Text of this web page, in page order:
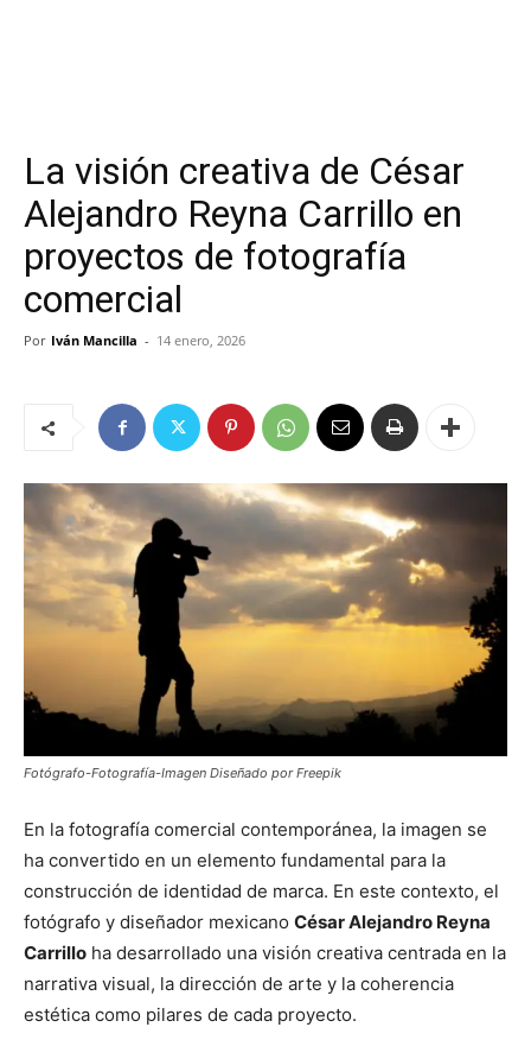
La visión creativa de César
Alejandro Reyna Carrillo en
proyectos de fotografía
comercial
Por Iván Mancilla - 14 enero, 2026
Fotógrafo-Fotografía-Imagen Diseñado por Freepik
En la fotografía comercial contemporánea, la imagen se
ha convertido en un elemento fundamental para la
construcción de identidad de marca. En este contexto, el
fotógrafo y diseñador mexicano César Alejandro Reyna
Carrillo ha desarrollado una visión creativa centrada en la
narrativa visual, la dirección de arte y la coherencia
estética como pilares de cada proyecto.